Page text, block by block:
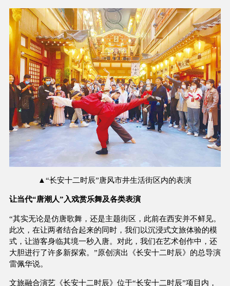
▲“长安十二时辰”唐风市井生活街区内的表演
让当代“唐潮人”入戏赏乐舞及各类表演
“其实无论是仿唐歌舞，还是主题街区，此前在西安并不鲜见。
此次，在让两者结合起来的同时，我们以沉浸式文旅体验的模
式，让游客身临其境一秒入唐。对此，我们在艺术创作中，还
大胆进行了许多新探索。”原创演出《长安十二时辰》的总导演
雷佩华说。
文旅融合演艺《长安十二时辰》位于“长安十二时辰”项目内，